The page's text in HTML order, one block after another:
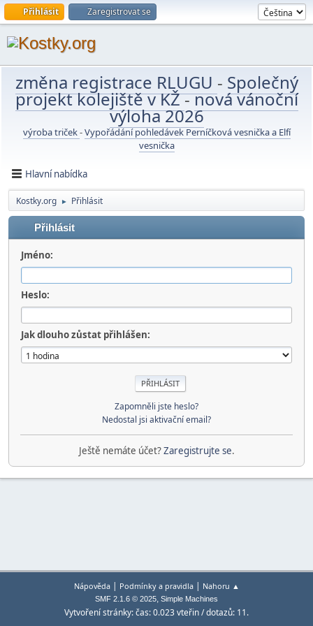
Přihlásit Zaregistrovat se
změna registrace RLUGU - Společný
projekt kolejiště v KŽ-nová vánoční
výloha 2026
výroba triček-Vypořádání pohledávek Perníčková vesnička a Elfí
vesnička
Hlavní nabídka
Kostky.org ► Přihlásit
Přihlásit
Jméno:
Heslo:
Jak dlouho zůstat přihlášen:
Zapomněli jste heslo?
Nedostal jsi aktivační email?
Ještě nemáte účet?Zaregistrujte se.
Nápověda| Podmínky a pravidla| Nahoru ▲
SMF 2.1.6 © 2025, Simple Machines
Vytvoření stránky: čas: 0.023 vteřin / dotazů: 11.